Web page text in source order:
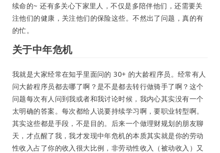
续命的~ 还有多关心下家里人，不仅是多陪伴他们，还需要关
注他们的健康，关注他们的保险这些。不然出了问题，真的有
的忙。
关于中年危机
我就是大家经常在知乎里面问的 30+ 的大龄程序员。经常有人
问大龄程序员都去哪了啊？是不是都去转行做骑手了啊？这个
问题每次有人问到我或者和我讨论时候，我内心其实没有一个
太明确的答案。每次都给人说要持续学习啊，要职业转型啊。
其实这些都是手段，不是目的。后来一个做理财规划的朋友聊
天，才点醒了我，我才发现中年危机的本质其实就是你的劳动
性收入占了你的收入很大比例，非劳动性收入（被动收入）又